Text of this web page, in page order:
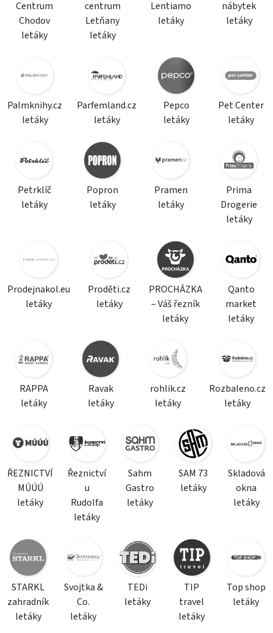
Centrum
Chodov
letáky
centrum
Letňany
letáky
Lentiamo
letáky
nábytek
letáky
Palmknihy.cz
letáky
Parfemland.cz
letáky
Pepco
letáky
Pet Center
letáky
Petrklíč
letáky
Popron
letáky
Pramen
letáky
Prima
Drogerie
letáky
Prodejnakol.eu
letáky
Proděti.cz
letáky
PROCHÁZKA
– Váš řezník
letáky
Qanto
market
letáky
RAPPA
letáky
Ravak
letáky
rohlik.cz
letáky
Rozbaleno.cz
letáky
ŘEZNICTVÍ
MÚÚÚ
letáky
Řeznictví
u
Rudolfa
letáky
Sahm
Gastro
letáky
SAM 73
letáky
Skladová
okna
letáky
STARKL
zahradník
letáky
Svojtka &
Co.
letáky
TEDi
letáky
TIP
travel
letáky
Top shop
letáky